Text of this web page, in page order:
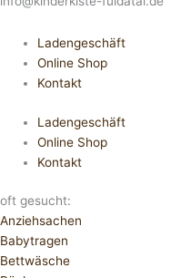
Ladengeschäft
Online Shop
Kontakt
Ladengeschäft
Online Shop
Kontakt
oft gesucht:
Anziehsachen
Babytragen
Bettwäsche